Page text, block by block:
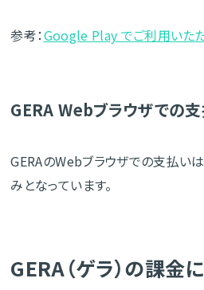
参考：Google Play でご利用いた
GERA Webブラウザでの
GERAのWebブラウザでの支払い
みとなっています。
GERA（ゲラ）の課金